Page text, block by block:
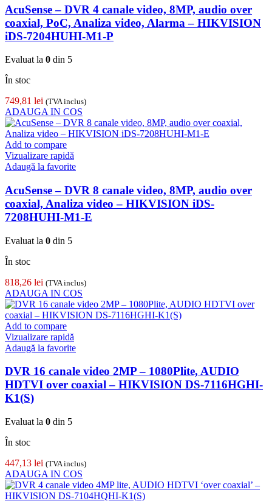
AcuSense – DVR 4 canale video, 8MP, audio over
coaxial, PoC, Analiza video, Alarma – HIKVISION
iDS-7204HUHI-M1-P
Evaluat la 0 din 5
În stoc
749,81 lei (TVA inclus)
ADAUGA IN COS
Add to compare
Vizualizare rapidă
Adaugă la favorite
AcuSense – DVR 8 canale video, 8MP, audio over
coaxial, Analiza video – HIKVISION iDS-
7208HUHI-M1-E
Evaluat la 0 din 5
În stoc
818,26 lei (TVA inclus)
ADAUGA IN COS
Add to compare
Vizualizare rapidă
Adaugă la favorite
DVR 16 canale video 2MP – 1080Plite, AUDIO
HDTVI over coaxial – HIKVISION DS-7116HGHI-
K1(S)
Evaluat la 0 din 5
În stoc
447,13 lei (TVA inclus)
ADAUGA IN COS